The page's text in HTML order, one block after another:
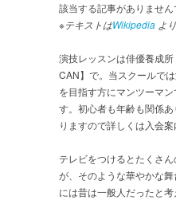
該当する記事がありません
※テキストはWikipedia よ
演技レッスンは俳優養成
CAN】で。当スクールで
を目指す方にマンツーマ
す。初心者も年齢も関係
りますので詳しくは入会案
テレビをつけるとたくさ
が、そのような華やかな
には昔は一般人だったと